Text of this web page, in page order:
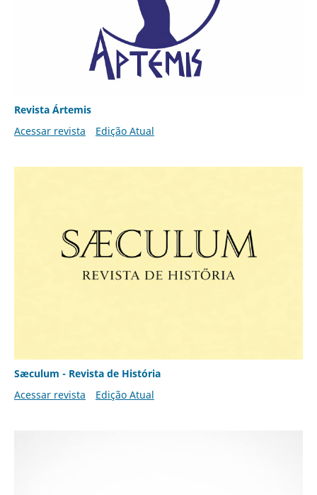
Revista Ártemis
Acessar revista
Edição Atual
Sæculum - Revista de História
Acessar revista
Edição Atual